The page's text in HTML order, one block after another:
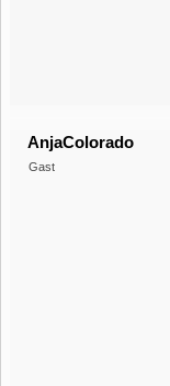
AnjaColorado
Gast